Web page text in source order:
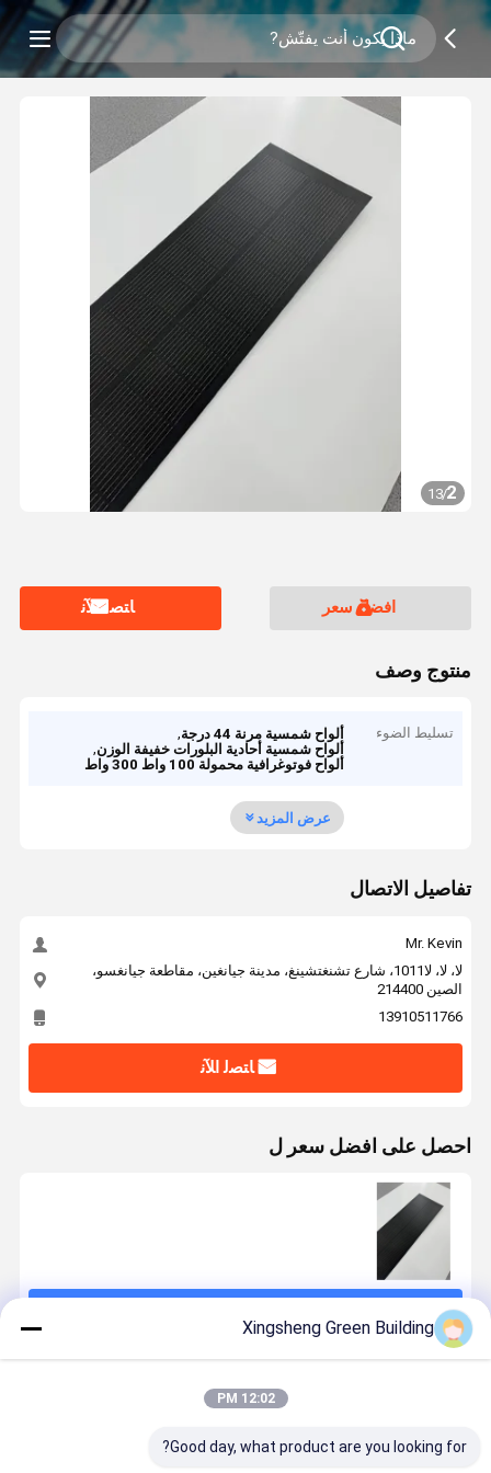
2
/
13
افضل سعر ﺎﺘﺼﻟ ﺍﻶﻧ
منتوج وصف
تسليط الضوء ألواح شمسية مرنة 44 درجة
,
ألواح شمسية أحادية البلورات خفيفة الوزن,
ألواح فوتوغرافية محمولة 100 واط 300 واط
عرض المزيد
تفاصيل الاتصال
Mr. Kevin
لا، لا، لا1011، شارع تشنغتشينغ، مدينة جيانغين، مقاطعة جيانغسو،
الصين 214400
13910511766
ﺎﺘﺼﻟ ﺍﻶﻧ
احصل على افضل سعر ل
Xingsheng Green Building
12:02 PM
Good day, what product are you looking for?